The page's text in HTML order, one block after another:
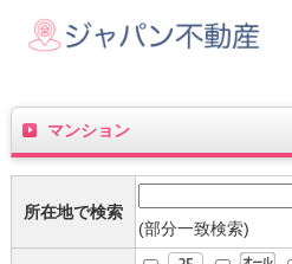
マンション
所在地で検索
(部分一致検索)